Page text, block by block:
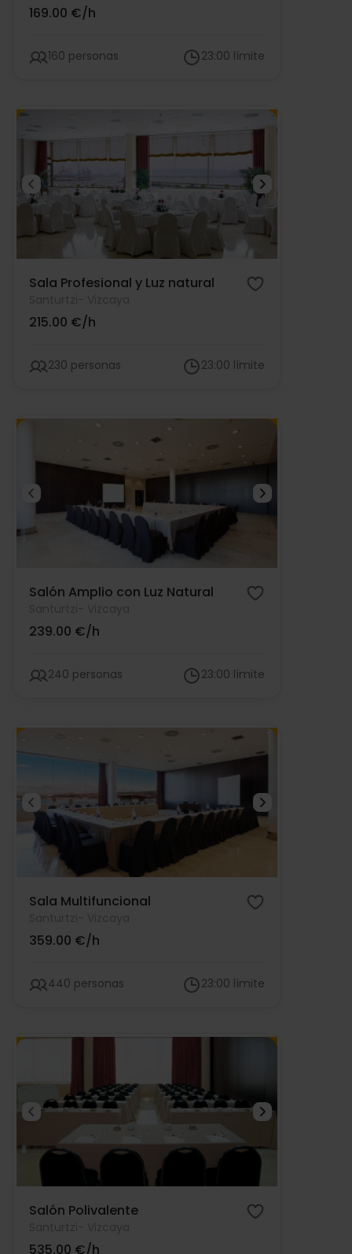
169.00 €/h
160 personas 23:00 límite
Sala Profesional y Luz natural
215.00 €/h
230 personas 23:00 límite
Salón Amplio con Luz Natural
239.00 €/h
240 personas 23:00 límite
Sala Multifuncional
359.00 €/h
440 personas 23:00 límite
Salón Polivalente
535.00 €/h